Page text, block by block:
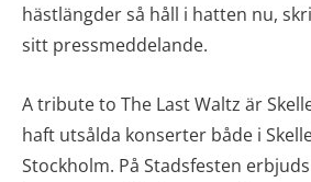
hästlängder så håll i hatten nu,
sitt pressmeddelande.
A tribute to The Last Waltz är
haft utsålda konserter både i
Stockholm. På Stadsfesten